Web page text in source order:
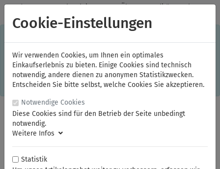
✓Jeden Monat starke Aktionen ✓Über 20 Qualitätsmarken ✓
Kostenlose Lieferung im Inland ab 150,00 Euro Bruttowarenwert
Einkaufserlebnis. Dabei werden beispielsweise die Session-
Informationen oder die Spracheinstellung auf Ihrem Rechner
gespeichert. Ohne Cookies ist der Funktionsumfang des
Online-Shops eingeschränkt. Sind Sie damit nicht
einverstanden, klicken Sie bitte hier.
Cookie-Einstellungen
Wir verwenden Cookies, um Ihnen ein optimales
Einkaufserlebnis zu bieten. Einige Cookies sind technisch
notwendig, andere dienen zu anonymen Statistikzwecken.
Entscheiden Sie bitte selbst, welche Cookies Sie akzeptieren.
Notwendige Cookies
Diese Cookies sind für den Betrieb der Seite unbedingt
notwendig.
Weitere Infos
Statistik